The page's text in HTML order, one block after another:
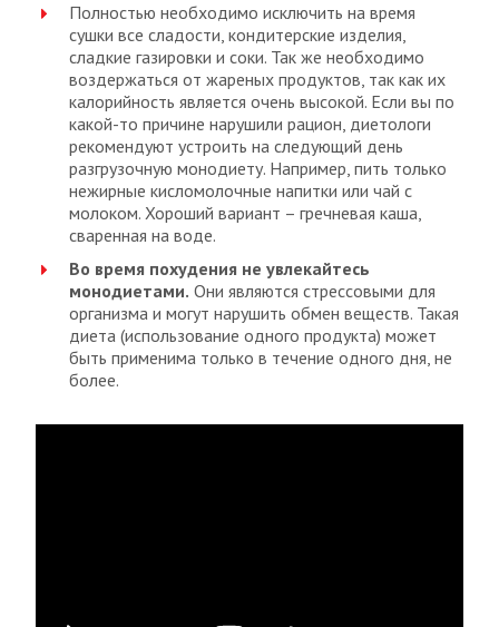
Полностью необходимо исключить на время
сушки все сладости, кондитерские изделия,
сладкие газировки и соки. Так же необходимо
воздержаться от жареных продуктов, так как их
калорийность является очень высокой. Если вы по
какой-то причине нарушили рацион, диетологи
рекомендуют устроить на следующий день
разгрузочную монодиету. Например, пить только
нежирные кисломолочные напитки или чай с
молоком. Хороший вариант – гречневая каша,
сваренная на воде.
Во время похудения не увлекайтесь
монодиетами. Они являются стрессовыми для
организма и могут нарушить обмен веществ. Такая
диета (использование одного продукта) может
быть применима только в течение одного дня, не
более.